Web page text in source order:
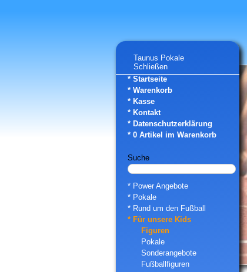
Taunus Pokale
Schließen
* Startseite
* Warenkorb
* Kasse
* Kontakt
* Datenschutzerklärung
* 0 Artikel im Warenkorb
Suche
* Power Angebote
* Pokale
* Rund um den Fußball
* Für unsere Kids
Figuren
Pokale
Sonderangebote
Fußballfiguren